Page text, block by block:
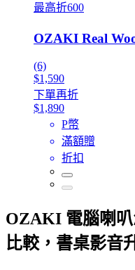
最高折600
OZAKI Real
(6)
$1,590
下單再折
$1,890
P幣
滿額贈
折扣
OZAKI 電腦喇
比較，書桌影音